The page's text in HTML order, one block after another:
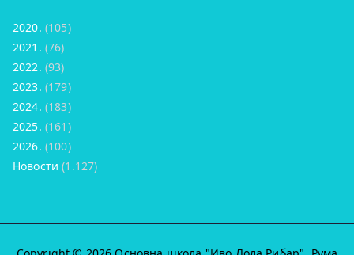
2020. (105)
2021. (76)
2022. (93)
2023. (179)
2024. (183)
2025. (161)
2026. (100)
Новости (1.127)